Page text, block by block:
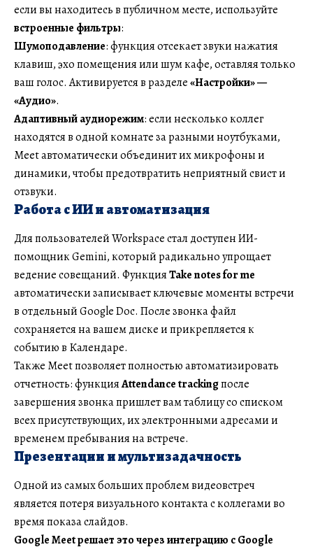
если вы находитесь в публичном месте, используйте
встроенные фильтры:
Шумоподавление: функция отсекает звуки нажатия
клавиш, эхо помещения или шум кафе, оставляя только
ваш голос. Активируется в разделе«Настройки» —
«Аудио».
Адаптивный аудиорежим: если несколько коллег
находятся в одной комнате за разными ноутбуками,
Meet автоматически объединит их микрофоны и
динамики, чтобы предотвратить неприятный свист и
отзвуки.
Работа с ИИ и автоматизация
Для пользователей Workspace стал доступен ИИ-
помощник Gemini, который радикально упрощает
ведение совещаний. ФункцияTake notes for me
автоматически записывает ключевые моменты встречи
в отдельный Google Doc. После звонка файл
сохраняется на вашем диске и прикрепляется к
событию в Календаре.
Также Meet позволяет полностью автоматизировать
отчетность: функцияAttendance trackingпосле
завершения звонка пришлет вам таблицу со списком
всех присутствующих, их электронными адресами и
временем пребывания на встрече.
Презентации и мультизадачность
Одной из самых больших проблем видеовстреч
является потеря визуального контакта с коллегами во
время показа слайдов.
Google Meet решает это через интеграцию с Google